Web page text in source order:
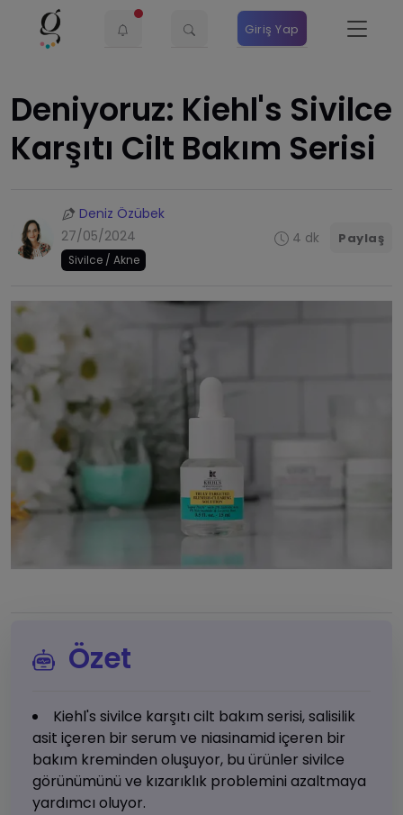
Giriş Yap
Deniyoruz: Kiehl's Sivilce
Karşıtı Cilt Bakım Serisi
Deniz Özübek
27/05/2024
Sivilce / Akne
4 dk Paylaş
Özet
Kiehl's sivilce karşıtı cilt bakım serisi, salisilik
asit içeren bir serum ve niasinamid içeren bir
bakım kreminden oluşuyor, bu ürünler sivilce
görünümünü ve kızarıklık problemini azaltmaya
yardımcı oluyor.